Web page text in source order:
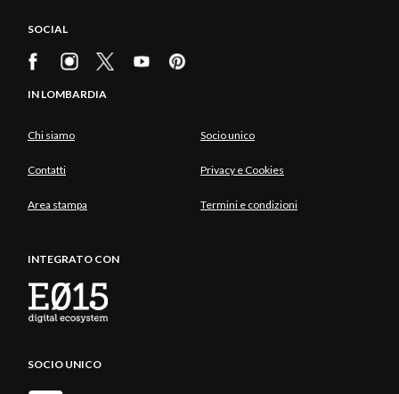
SOCIAL
IN LOMBARDIA
Chi siamo Socio unico
Contatti Privacy e Cookies
Area stampa Termini e condizioni
INTEGRATO CON
SOCIO UNICO